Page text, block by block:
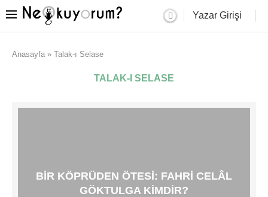
Yazar Girişi
Anasayfa » Talak-ı Selase
TALAK-I SELASE
BIR KÖPRÜDEN ÖTESI: FAHRI CELÂL
GÖKTULGA KIMDIR?